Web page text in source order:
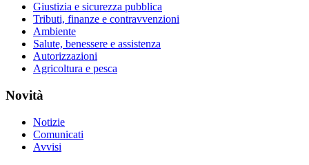
Giustizia e sicurezza pubblica
Tributi, finanze e contravvenzioni
Ambiente
Salute, benessere e assistenza
Autorizzazioni
Agricoltura e pesca
Novità
Notizie
Comunicati
Avvisi